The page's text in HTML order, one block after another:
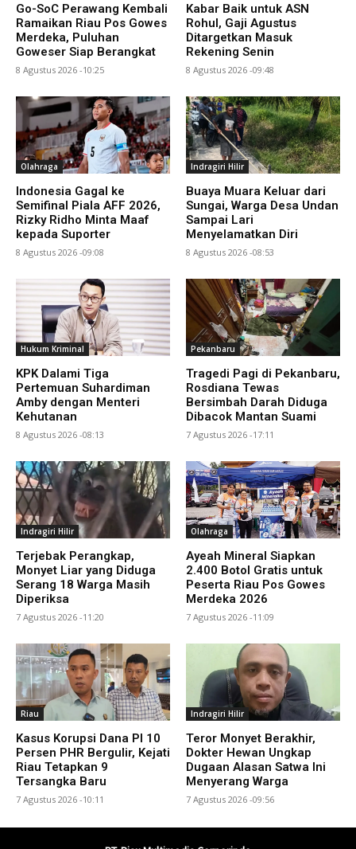
Go-SoC Perawang Kembali
Ramaikan Riau Pos Gowes
Merdeka, Puluhan
Goweser Siap Berangkat
8 Agustus 2026 -10:25
Kabar Baik untuk ASN
Rohul, Gaji Agustus
Ditargetkan Masuk
Rekening Senin
8 Agustus 2026 -09:48
Olahraga
Indonesia Gagal ke
Semifinal Piala AFF 2026,
Rizky Ridho Minta Maaf
kepada Suporter
8 Agustus 2026 -09:08
Indragiri Hilir
Buaya Muara Keluar dari
Sungai, Warga Desa Undan
Sampai Lari
Menyelamatkan Diri
8 Agustus 2026 -08:53
Hukum Kriminal
KPK Dalami Tiga
Pertemuan Suhardiman
Amby dengan Menteri
Kehutanan
8 Agustus 2026 -08:13
Pekanbaru
Tragedi Pagi di Pekanbaru,
Rosdiana Tewas
Bersimbah Darah Diduga
Dibacok Mantan Suami
7 Agustus 2026 -17:11
Indragiri Hilir
Terjebak Perangkap,
Monyet Liar yang Diduga
Serang 18 Warga Masih
Diperiksa
7 Agustus 2026 -11:20
Olahraga
Ayeah Mineral Siapkan
2.400 Botol Gratis untuk
Peserta Riau Pos Gowes
Merdeka 2026
7 Agustus 2026 -11:09
Riau
Kasus Korupsi Dana PI 10
Persen PHR Bergulir, Kejati
Riau Tetapkan 9
Tersangka Baru
7 Agustus 2026 -10:11
Indragiri Hilir
Teror Monyet Berakhir,
Dokter Hewan Ungkap
Dugaan Alasan Satwa Ini
Menyerang Warga
7 Agustus 2026 -09:56